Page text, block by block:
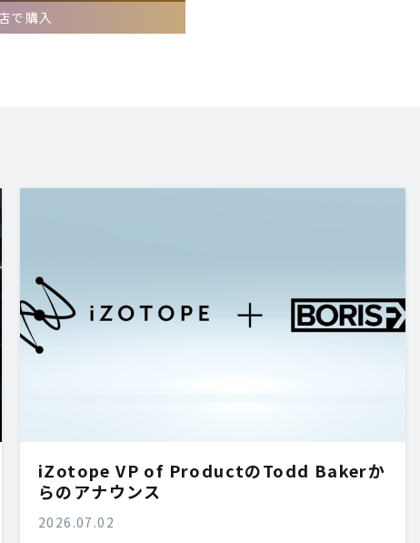
で購入
iZotope VP of ProductのTodd Bakerか
らのアナウンス
2026.07.02